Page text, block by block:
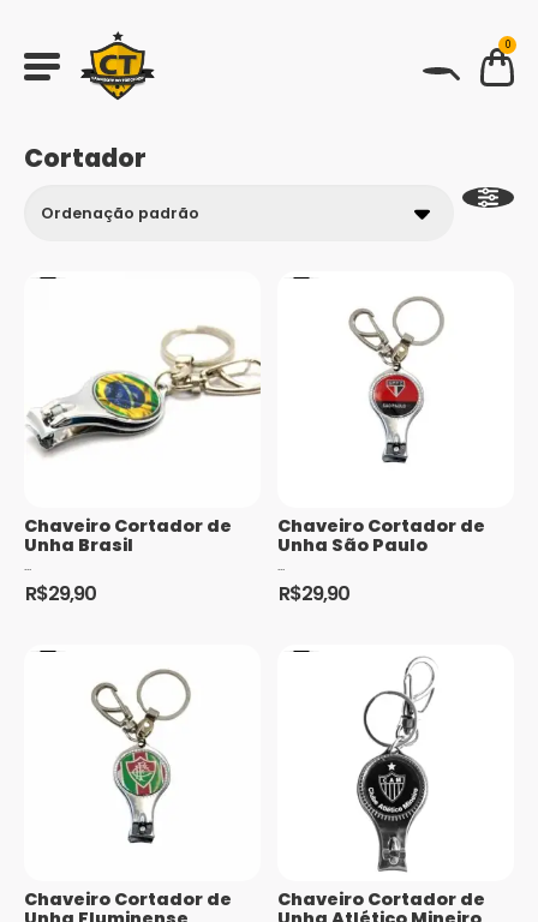
0
Cortador
Chaveiro Cortador de
Unha Brasil
...
R$29,90
Chaveiro Cortador de
Unha São Paulo
...
R$29,90
Chaveiro Cortador de
Chaveiro Cortador de